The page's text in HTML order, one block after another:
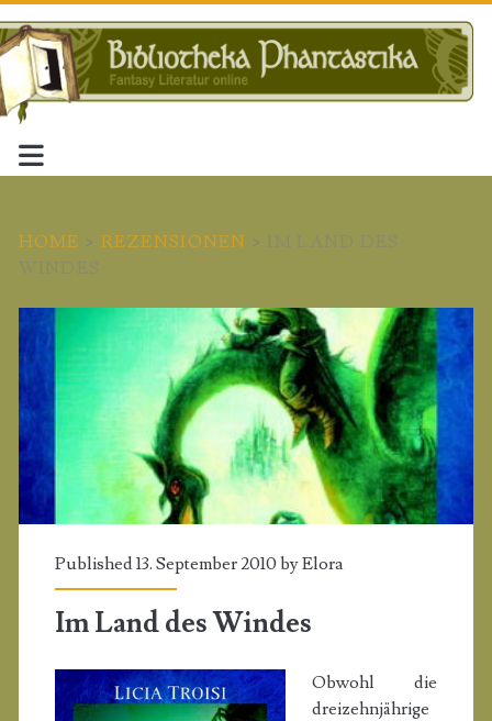
HOME > REZENSIONEN >
Published 13. September 2010 byElora
Im Land des Windes
Obwohl die
dreizehnjährige